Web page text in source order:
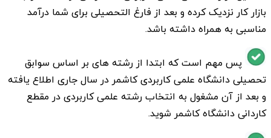
بازار کار نزدیک کرده و بعد از فارغ التحصیلی برای شما درآمد
مناسبی به همراه داشته باشد.
پس مهم است که ابتدا از رشته های بر اساس سوابق
تحصیلی دانشگاه علمی کاربردی کاشمر در سال جاری اطلاع یافته
و بعد از آن مشغول به انتخاب رشته علمی کاربردی در مقطع
کاردانی دانشگاه کاشمر شوید.